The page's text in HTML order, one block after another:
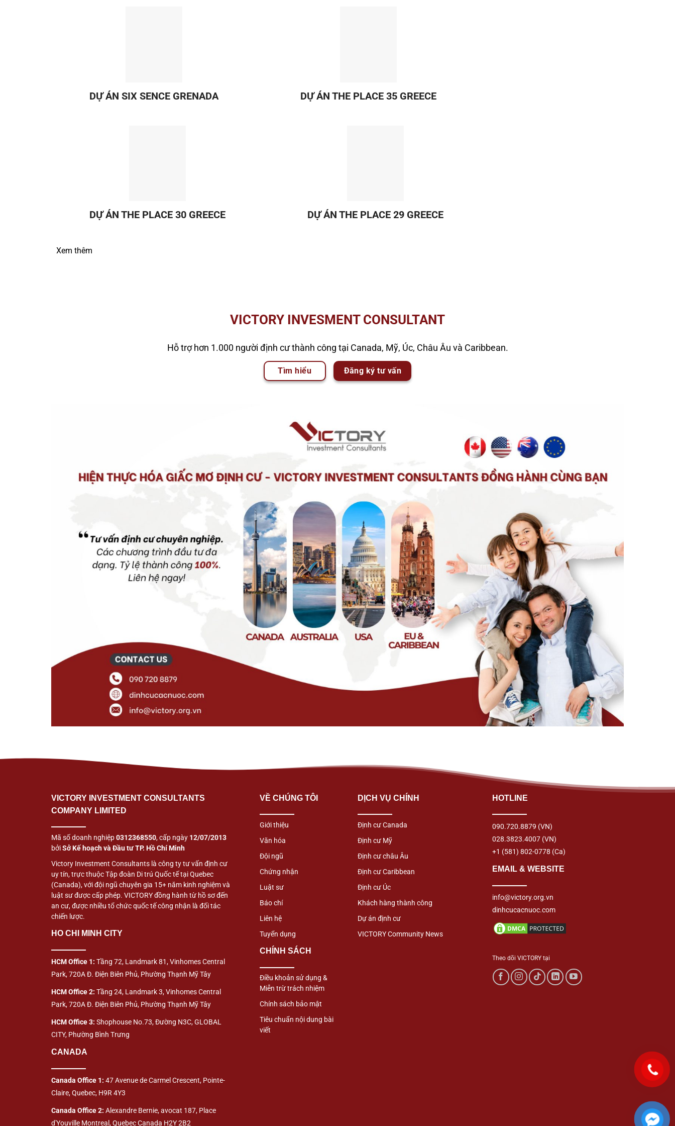
DỰ ÁN SIX SENCE GRENADA DỰ ÁN THE PLACE 35 GREECE
DỰ ÁN THE PLACE 30 GREECE DỰ ÁN THE PLACE 29 GREECE
Xem thêm
VICTORY INVESMENT CONSULTANT
Hỗ trợ hơn 1.000 người định cư thành công tại Canada, Mỹ, Úc, Châu Âu và Caribbean.
Tìm hiểu Đăng ký tư vấn
VICTORY INVESTMENT CONSULTANTS
COMPANY LIMITED
Mã số doanh nghiệp0312368550, cấp ngày 12/07/2013
bởiSở Kế hoạch và Đầu tư TP. Hồ Chí Minh
Victory Investment Consultants là công ty tư vấn định cư
uy tín, trực thuộc Tập đoàn Di trú Quốc tế tại Quebec
(Canada), với đội ngũ chuyên gia 15+ năm kinh nghiệm và
luật sư được cấp phép. VICTORY đồng hành từ hồ sơ đến
an cư, được nhiều tổ chức quốc tế công nhận là đối tác
chiến lược.
HO CHI MINH CITY
HCM Office 1: Tầng 72, Landmark 81, Vinhomes Central
Park, 720A Đ. Điện Biên Phủ, Phường Thạnh Mỹ Tây
HCM Office 2: Tầng 24, Landmark 3, Vinhomes Central
Park, 720A Đ. Điện Biên Phủ, Phường Thạnh Mỹ Tây
HCM Office 3: Shophouse No.73, Đường N3C, GLOBAL
CITY, Phường Bình Trưng
CANADA
Canada Office 1: 47 Avenue de Carmel Crescent, Pointe-
Claire, Quebec, H9R 4Y3
Canada Office 2: Alexandre Bernie, avocat 187, Place
d'Youville Montreal, Quebec Canada H2Y 2B2
VỀ CHÚNG TÔI
Giới thiệu
Văn hóa
Đội ngũ
Chứng nhận
Luật sư
Báo chí
Liên hệ
Tuyển dụng
CHÍNH SÁCH
Điều khoản sử dụng &
Miễn trừ trách nhiệm
Chính sách bảo mật
Tiêu chuẩn nội dung bài
viết
DỊCH VỤ CHÍNH
Định cư Canada
Định cư Mỹ
Định cư châu Âu
Định cư Caribbean
Định cư Úc
Khách hàng thành công
Dự án định cư
VICTORY Community News
HOTLINE
090.720.8879 (VN)
028.3823.4007(VN)
+1 (581) 802-0778 (Ca)
EMAIL & WEBSITE
info@victory.org.vn
dinhcucacnuoc.com
Theo dõi VICTORY tại